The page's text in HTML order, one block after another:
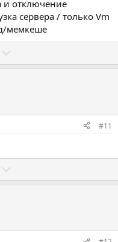
и отключение
сервера / только Vm
мемкеше
р
и
#11
р
и